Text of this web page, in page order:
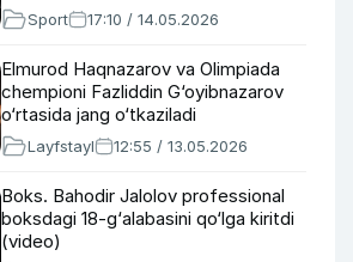
Sport 17:10 / 14.05.2026
Elmurod Haqnazarov va Olimpiada
chempioni Fazliddin G‘oyibnazarov
o‘rtasida jang o‘tkaziladi
Layfstayl 12:55 / 13.05.2026
Boks. Bahodir Jalolov professional
boksdagi 18-g‘alabasini qo‘lga kiritdi
(video)